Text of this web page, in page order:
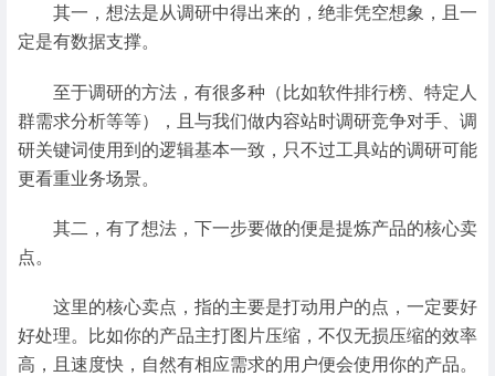
其一，想法是从调研中得出来的，绝非凭空想象，且一
定是有数据支撑。
至于调研的方法，有很多种（比如软件排行榜、特定人
群需求分析等等），且与我们做内容站时调研竞争对手、调
研关键词使用到的逻辑基本一致，只不过工具站的调研可能
更看重业务场景。
其二，有了想法，下一步要做的便是提炼产品的核心卖
点。
这里的核心卖点，指的主要是打动用户的点，一定要好
好处理。比如你的产品主打图片压缩，不仅无损压缩的效率
高，且速度快，自然有相应需求的用户便会使用你的产品。